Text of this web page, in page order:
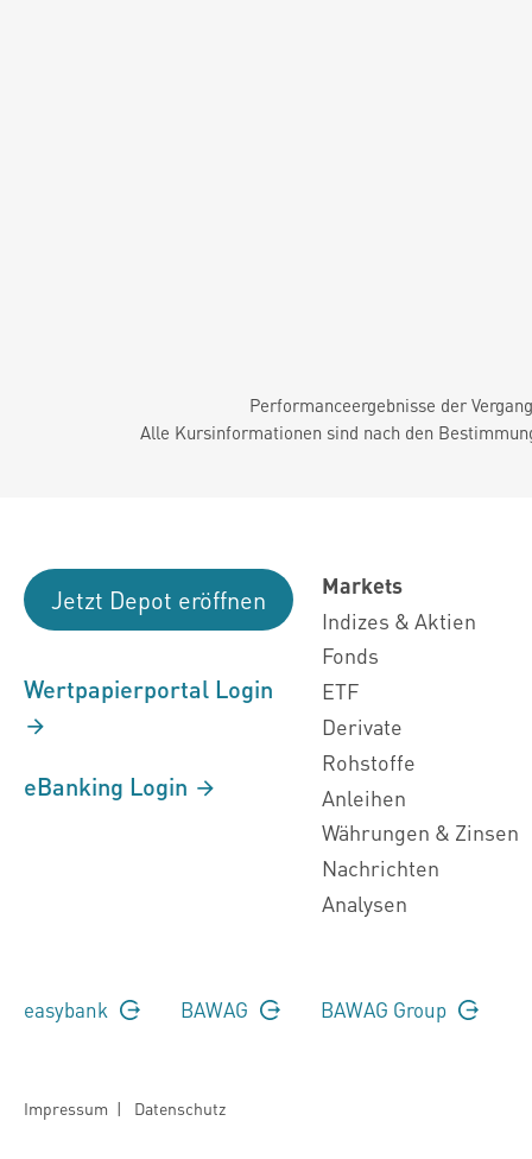
Performanceergebnisse der
Alle Kursinformationen sind nach den
Jetzt Depot eröffnen
Wertpapierportal Login
eBanking Login
Markets
Indizes & Aktien
Fonds
ETF
Derivate
Rohstoffe
Anleihen
Währungen & Zinsen
Nachrichten
Analysen
easybank BAWAG BAWAG Group
Impressum | Datenschutz